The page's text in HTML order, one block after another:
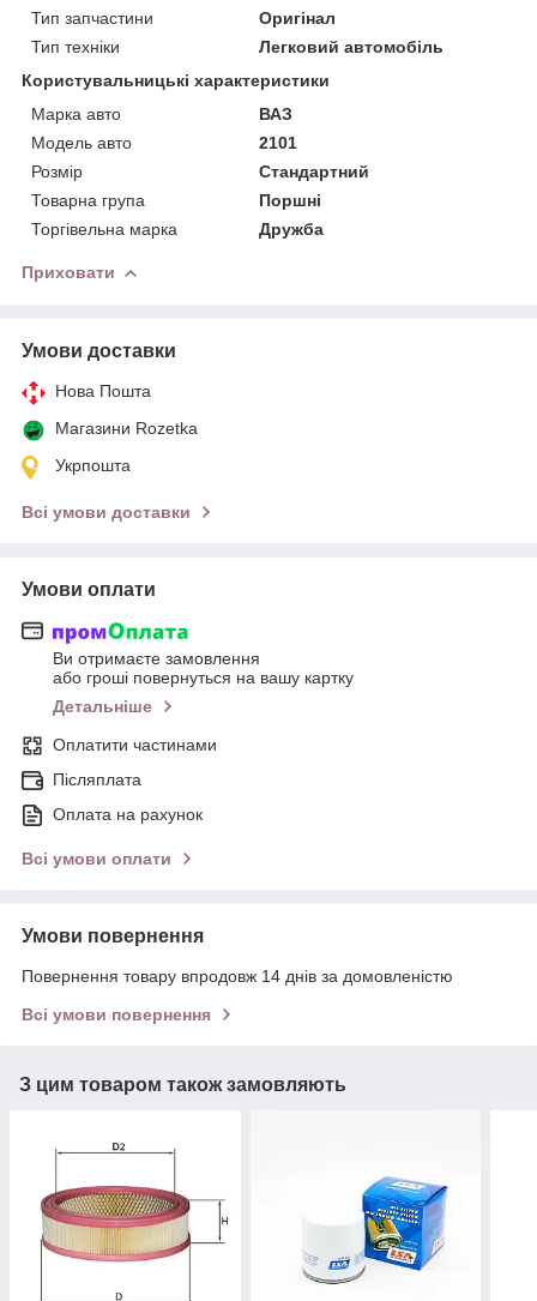
Тип запчастини
Оригінал
Тип техніки
Легковий автомобіль
Користувальницькі характеристики
Марка авто
ВАЗ
Модель авто
2101
Розмір
Стандартний
Товарна група
Поршні
Торгівельна марка
Дружба
Приховати
Умови доставки
Нова Пошта
Магазини Rozetka
Укрпошта
Всі умови доставки
Умови оплати
Ви отримаєте замовлення
або гроші повернуться на вашу картку
Детальніше
Оплатити частинами
Післяплата
Оплата на рахунок
Всі умови оплати
Умови повернення
Повернення товару впродовж 14 днів за домовленістю
Всі умови повернення
З цим товаром також замовляють